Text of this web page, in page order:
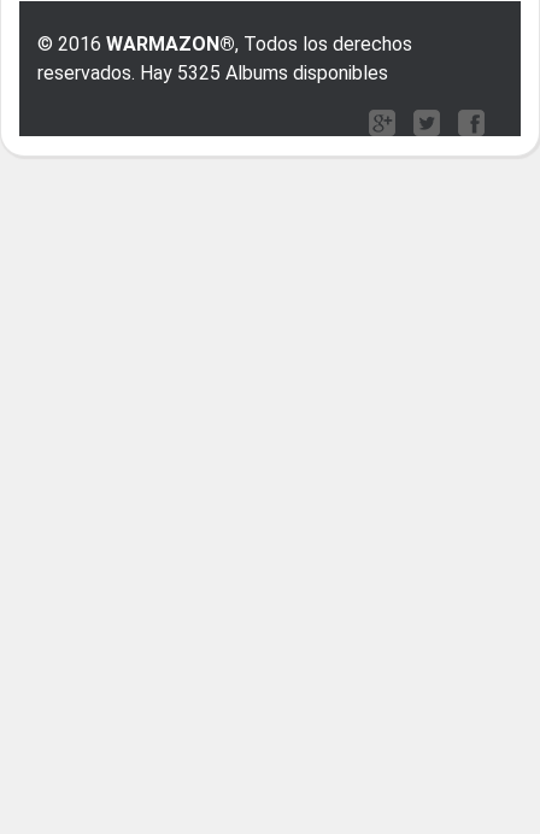
© 2016 WARMAZON®, Todos los derechos
reservados. Hay 5325 Albums disponibles